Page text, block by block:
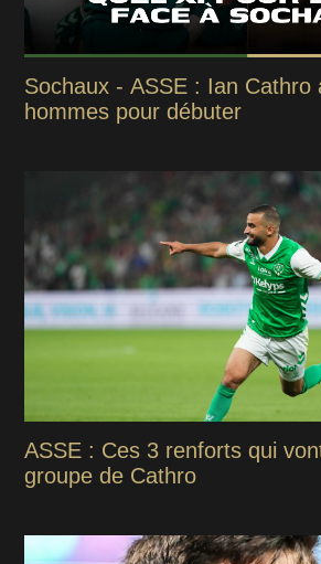
Sochaux - ASSE : Ian Cathro
hommes pour débuter
ASSE : Ces 3 renforts qui
groupe de Cathro